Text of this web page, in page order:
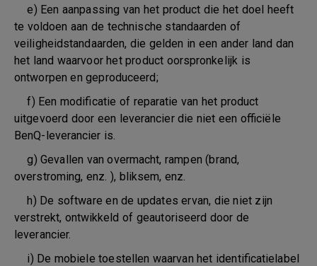
e) Een aanpassing van het product die het doel heeft
te voldoen aan de technische standaarden of
veiligheidstandaarden, die gelden in een ander land dan
het land waarvoor het product oorspronkelijk is
ontworpen en geproduceerd;
f) Een modificatie of reparatie van het product
uitgevoerd door een leverancier die niet een officiële
BenQ-leverancier is.
g) Gevallen van overmacht, rampen (brand,
overstroming, enz. ), bliksem, enz.
h) De software en de updates ervan, die niet zijn
verstrekt, ontwikkeld of geautoriseerd door de
leverancier.
i) De mobiele toestellen waarvan het identificatielabel